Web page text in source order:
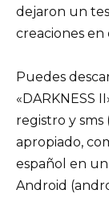
dejaron un
creaciones en
Puedes
«DARKNESS
registro y sms
apropiado,
español en
Android